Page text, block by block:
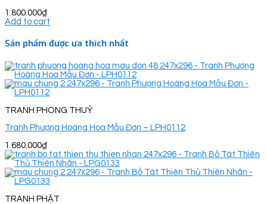
1.800.000₫
Add to cart
Sản phẩm được ưa thích nhất
TRANH PHONG THUỶ
Tranh Phượng Hoàng Hoa Mẫu Đơn – LPH0112
1.680.000₫
TRANH PHẬT